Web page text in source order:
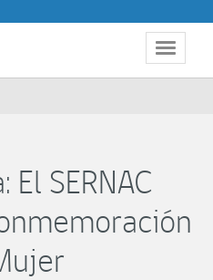
Toggle
SERNAC